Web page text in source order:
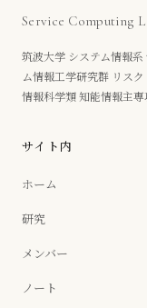
Service Computing
筑波大学 システム情報
ム情報工学研究群 リス
情報科学類 知能情報主専
サイト内
ホーム
研究
メンバー
ノート